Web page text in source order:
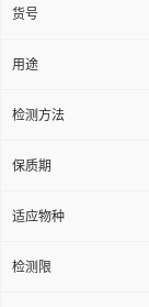
货号
用途
检测方法
保质期
适应物种
检测限